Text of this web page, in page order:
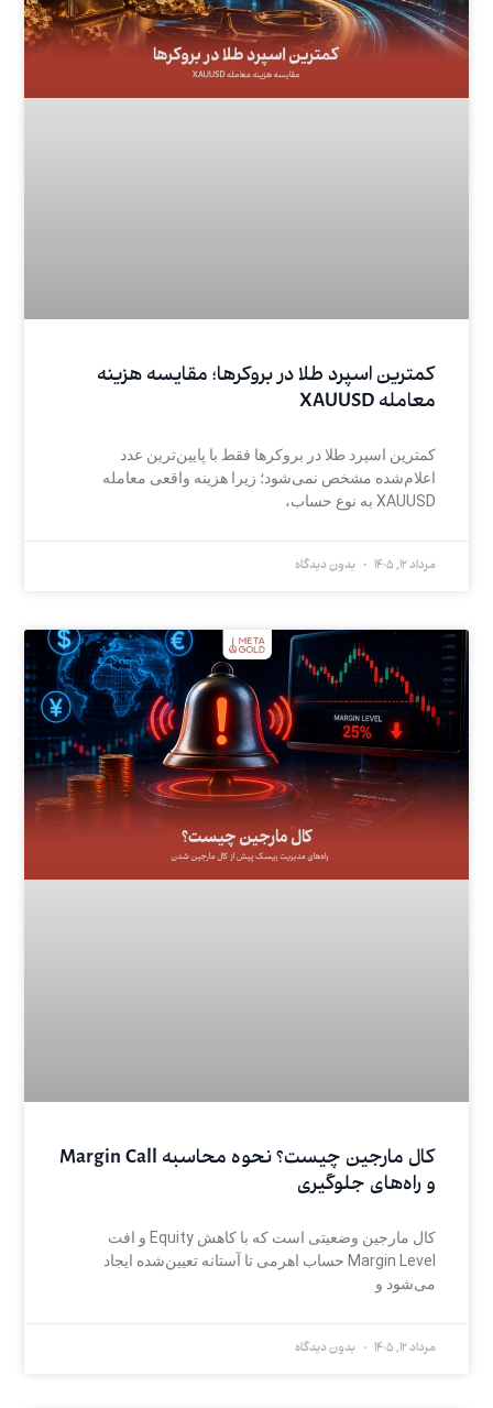
کمترین اسپرد طلا در بروکرها؛ مقایسه هزینه
معامله XAUUSD
کمترین اسپرد طلا در بروکرها فقط با پایین‌ترین عدد
اعلام‌شده مشخص نمی‌شود؛ زیرا هزینه واقعی معامله
XAUUSD به نوع حساب،
مرداد 12, 1405 بدون دیدگاه
کال مارجین چیست؟ نحوه محاسبه Margin Call
و راه‌های جلوگیری
کال مارجین وضعیتی است که با کاهش Equity و افت
Margin Level حساب اهرمی تا آستانه تعیین‌شده ایجاد
می‌شود و
مرداد 12, 1405 بدون دیدگاه